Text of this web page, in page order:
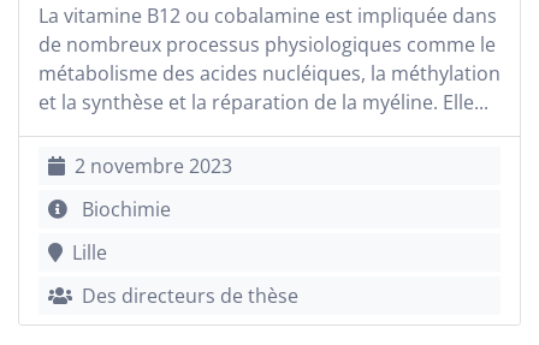
La vitamine B12 ou cobalamine est impliquée dans
de nombreux processus physiologiques comme le
métabolisme des acides nucléiques, la méthylation
et la synthèse et la réparation de la myéline. Elle...
2 novembre 2023
Biochimie
Lille
Des directeurs de thèse